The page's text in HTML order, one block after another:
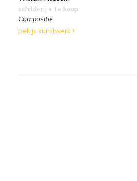
schilderij • te koop
Compositie
bekijk kunstwerk